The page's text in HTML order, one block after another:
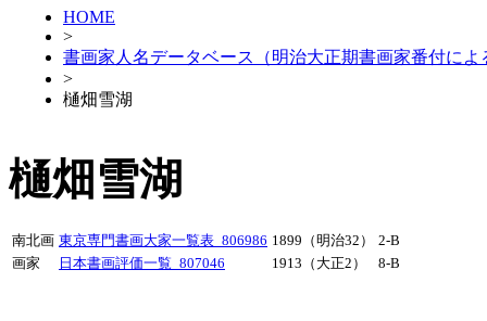
HOME
>
書画家人名データベース（明治大正期書画家番付によ
>
樋畑雪湖
樋畑雪湖
南北画 東京専門書画大家一覧表_806986 1899（明治32）
2-B
画家
日本書画評価一覧_807046 1913（大正2） 8-B